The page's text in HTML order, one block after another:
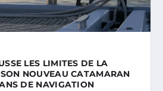
LES LIMITES DE LA
NOUVEAU CATAMARAN
DE NAVIGATION